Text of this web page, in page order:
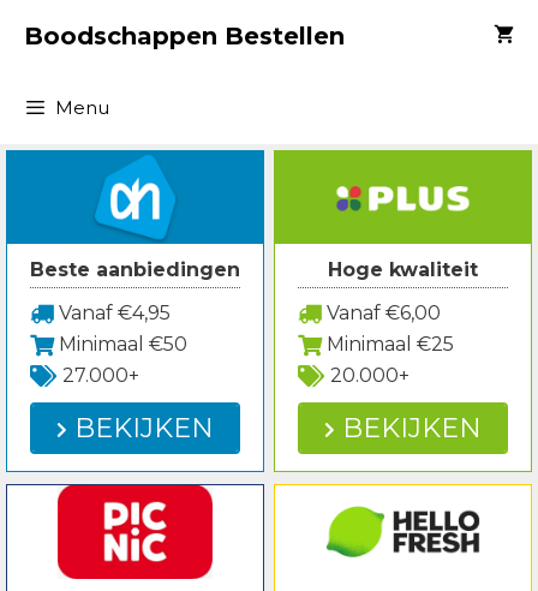
naarBoodschappen Bestellen
Menu
Beste aanbiedingen
Vanaf €4,95
Minimaal €50
27.000+
BEKIJKEN
Hoge kwaliteit
Vanaf €6,00
Minimaal €25
20.000+
BEKIJKEN